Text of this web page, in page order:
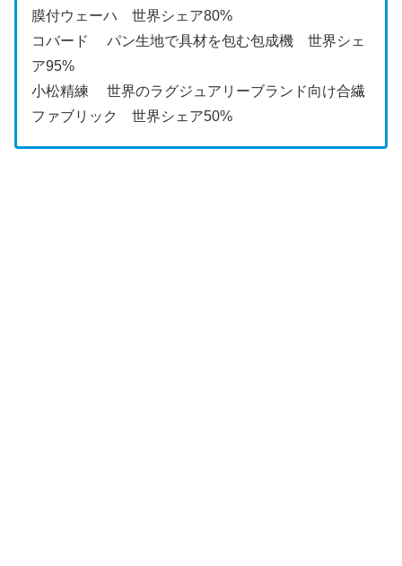
膜付ウェーハ 世界シェア80%
コバード パン生地で具材を包む包成機 世界シェ
ア95%
小松精練 世界のラグジュアリーブランド向け合繊
ファブリック 世界シェア50%